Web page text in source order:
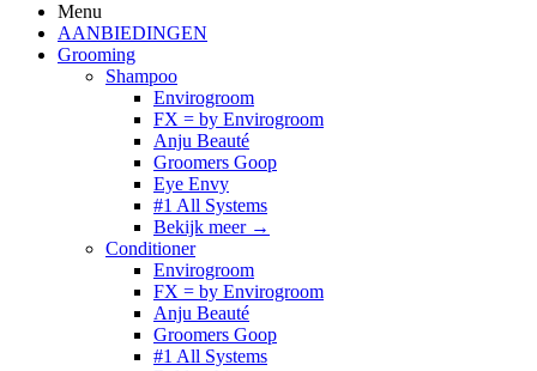
Menu
AANBIEDINGEN
Grooming
Shampoo
Envirogroom
FX = by Envirogroom
Anju Beauté
Groomers Goop
Eye Envy
#1 All Systems
Bekijk meer →
Conditioner
Envirogroom
FX = by Envirogroom
Anju Beauté
Groomers Goop
#1 All Systems